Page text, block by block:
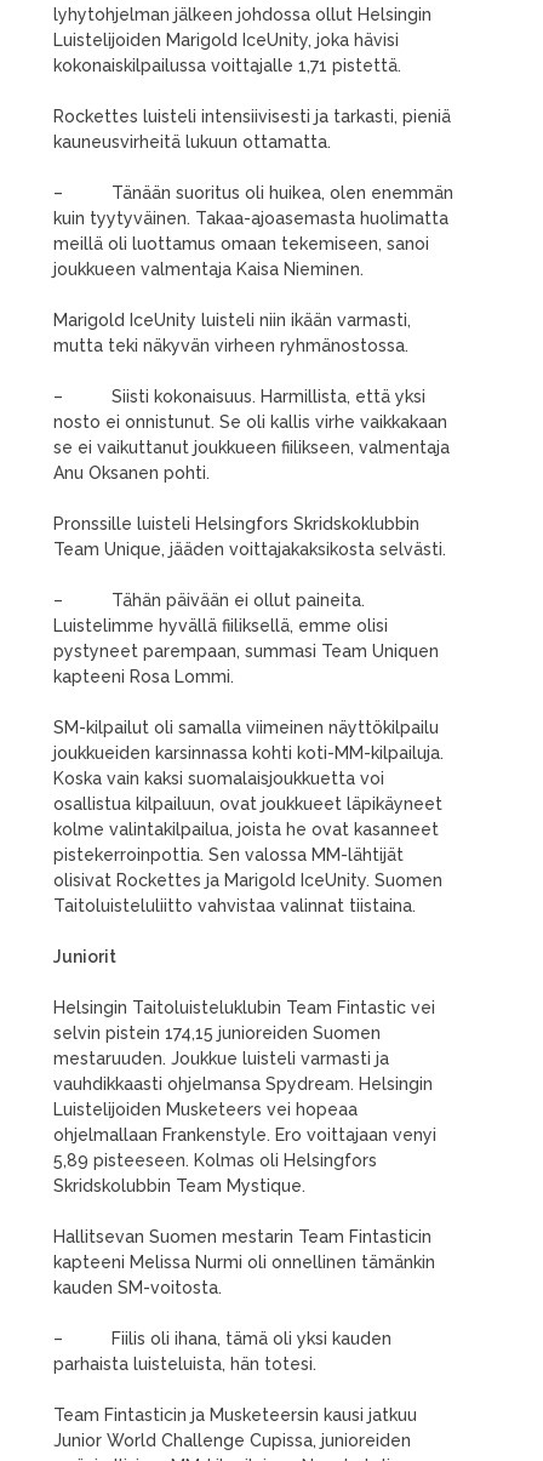
lyhytohjelman jälkeen johdossa ollut Helsingin
Luistelijoiden Marigold IceUnity, joka hävisi
kokonaiskilpailussa voittajalle 1,71 pistettä.
Rockettes luisteli intensiivisesti ja tarkasti, pieniä
kauneusvirheitä lukuun ottamatta.
– Tänään suoritus oli huikea, olen enemmän
kuin tyytyväinen. Takaa-ajoasemasta huolimatta
meillä oli luottamus omaan tekemiseen, sanoi
joukkueen valmentaja Kaisa Nieminen.
Marigold IceUnity luisteli niin ikään varmasti,
mutta teki näkyvän virheen ryhmänostossa.
– Siisti kokonaisuus. Harmillista, että yksi
nosto ei onnistunut. Se oli kallis virhe vaikkakaan
se ei vaikuttanut joukkueen fiilikseen, valmentaja
Anu Oksanen pohti.
Pronssille luisteli Helsingfors Skridskoklubbin
Team Unique, jääden voittajakaksikosta selvästi.
– Tähän päivään ei ollut paineita.
Luistelimme hyvällä fiiliksellä, emme olisi
pystyneet parempaan, summasi Team Uniquen
kapteeni Rosa Lommi.
SM-kilpailut oli samalla viimeinen näyttökilpailu
joukkueiden karsinnassa kohti koti-MM-kilpailuja.
Koska vain kaksi suomalaisjoukkuetta voi
osallistua kilpailuun, ovat joukkueet läpikäyneet
kolme valintakilpailua, joista he ovat kasanneet
pistekerroinpottia. Sen valossa MM-lähtijät
olisivat Rockettes ja Marigold IceUnity. Suomen
Taitoluisteluliitto vahvistaa valinnat tiistaina.
Juniorit
Helsingin Taitoluisteluklubin Team Fintastic vei
selvin pistein 174,15 junioreiden Suomen
mestaruuden. Joukkue luisteli varmasti ja
vauhdikkaasti ohjelmansa Spydream. Helsingin
Luistelijoiden Musketeers vei hopeaa
ohjelmallaan Frankenstyle. Ero voittajaan venyi
5,89 pisteeseen. Kolmas oli Helsingfors
Skridskolubbin Team Mystique.
Hallitsevan Suomen mestarin Team Fintasticin
kapteeni Melissa Nurmi oli onnellinen tämänkin
kauden SM-voitosta.
– Fiilis oli ihana, tämä oli yksi kauden
parhaista luisteluista, hän totesi.
Team Fintasticin ja Musketeersin kausi jatkuu
Junior World Challenge Cupissa, junioreiden